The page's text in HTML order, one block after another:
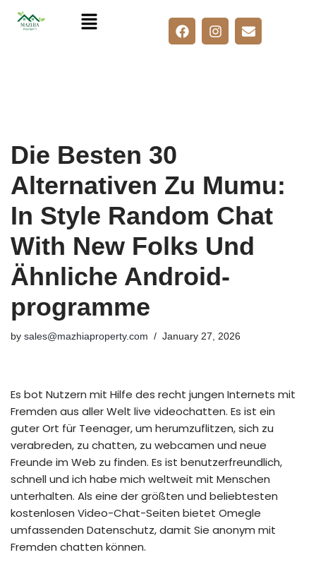
Die Besten 30
Alternativen Zu Mumu:
In Style Random Chat
With New Folks Und
Ähnliche Android-
programme
by sales@mazhiaproperty.com January 27, 2026
Es bot Nutzern mit Hilfe des recht jungen Internets mit
Fremden aus aller Welt live videochatten. Es ist ein
guter Ort für Teenager, um herumzuflitzen, sich zu
verabreden, zu chatten, zu webcamen und neue
Freunde im Web zu finden. Es ist benutzerfreundlich,
schnell und ich habe mich weltweit mit Menschen
unterhalten. Als eine der größten und beliebtesten
kostenlosen Video-Chat-Seiten bietet Omegle
umfassenden Datenschutz, damit Sie anonym mit
Fremden chatten können.